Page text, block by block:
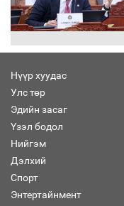
Нүүр хуудас
Улс төр
Эдийн засаг
Үзэл бодол
Нийгэм
Дэлхий
Спорт
Энтертайнмент